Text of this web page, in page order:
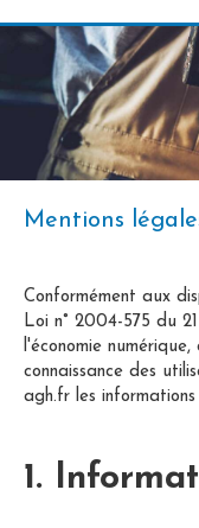
Mentions
Conformément aux
Loi n° 2004-575 du
l'économie
connaissance des
agh.fr les informations
1.